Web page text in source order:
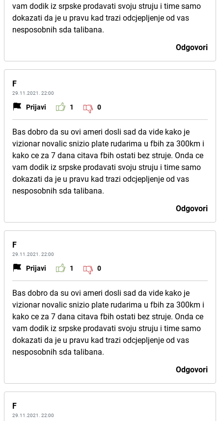
vam dodik iz srpske prodavati svoju struju i time samo
dokazati da je u pravu kad trazi odcjepljenje od vas
nesposobnih sda talibana.
Odgovori
F
29.11.2021. 22:00
Prijavi 1 0
Bas dobro da su ovi ameri dosli sad da vide kako je
vizionar novalic snizio plate rudarima u fbih za 300km i
kako ce za 7 dana citava fbih ostati bez struje. Onda ce
vam dodik iz srpske prodavati svoju struju i time samo
dokazati da je u pravu kad trazi odcjepljenje od vas
nesposobnih sda talibana.
Odgovori
F
29.11.2021. 22:00
Prijavi 1 0
Bas dobro da su ovi ameri dosli sad da vide kako je
vizionar novalic snizio plate rudarima u fbih za 300km i
kako ce za 7 dana citava fbih ostati bez struje. Onda ce
vam dodik iz srpske prodavati svoju struju i time samo
dokazati da je u pravu kad trazi odcjepljenje od vas
nesposobnih sda talibana.
Odgovori
F
29.11.2021. 22:00